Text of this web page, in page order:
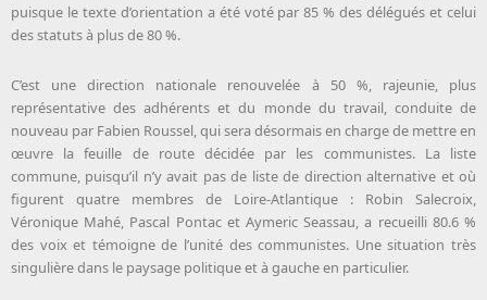
puisque le texte d’orientation a été voté par 85 % des délégués et celui
des statuts à plus de 80 %.
C’est une direction nationale renouvelée à 50 %, rajeunie, plus
représentative des adhérents et du monde du travail, conduite de
nouveau par Fabien Roussel, qui sera désormais en charge de mettre en
œuvre la feuille de route décidée par les communistes. La liste
commune, puisqu’il n’y avait pas de liste de direction alternative et où
figurent quatre membres de Loire-Atlantique : Robin Salecroix,
Véronique Mahé, Pascal Pontac et Aymeric Seassau, a recueilli 80.6 %
des voix et témoigne de l’unité des communistes. Une situation très
singulière dans le paysage politique et à gauche en particulier.